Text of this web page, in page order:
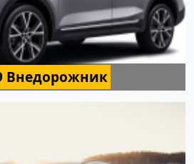
Внедорожник